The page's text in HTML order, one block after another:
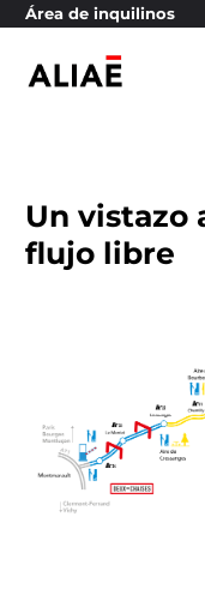
Área de inquilinos
Sitio web de
Un vistazo
flujo libre